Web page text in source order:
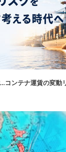
コンテナ運賃の変動